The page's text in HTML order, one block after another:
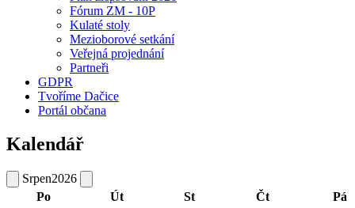
Fórum ZM - 10P
Kulaté stoly
Mezioborové setkání
Veřejná projednání
Partneři
GDPR
Tvoříme Dačice
Portál občana
Kalendář
Srpen2026
Po
Út St Čt Pá